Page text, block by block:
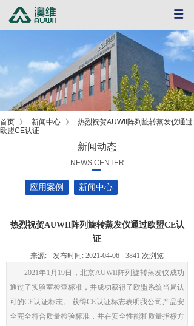
首页 》 新闻中心 》
热烈祝贺AUWII阵列旋转蒸发仪通过
欧盟CE认证
新闻动态
NEWS CENTER
应用案例 新闻中心
热烈祝贺AUWII阵列旋转蒸发仪通过欧盟CE认
证
来源: 发布时间: 2021-04-06 3841 次浏览
2021年1月19日，北京AUWII阵列旋转蒸发仪成功
通过了实验室检查标准，并成功获得了欧盟系统当局认
可的CE认证标志。 获得CE认证标志表明我公司产品安
全完全符合质量检验标准，并在安全性能和质量指标方